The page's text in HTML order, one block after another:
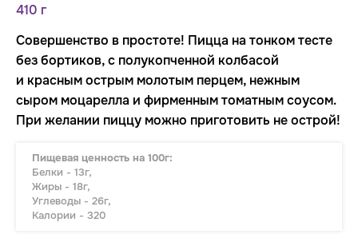
410 г
Совершенство в простоте! Пицца на тонком тесте
без бортиков, с полукопченной колбасой
и красным острым молотым перцем, нежным
сыром моцарелла и фирменным томатным соусом.
При желании пиццу можно приготовить не острой!
Пищевая ценность на 100г:
Белки - 13г,
Жиры - 18г,
Углеводы - 26г,
Калории - 320